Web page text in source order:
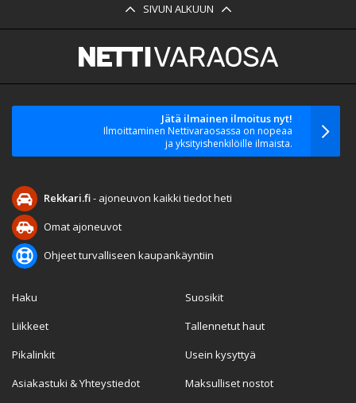
SIVUN ALKUUN
Jätä ilmainen ilmoitus nyt!
Ilmoittaminen Nettivaraosassa on nopeaa
ja yksityishenkilöille ilmaista.
Rekkari.fi- ajoneuvon kaikki tiedot heti
Omat ajoneuvot
Ohjeet turvalliseen kaupankäyntiin
Haku
Liikkeet
Pikalinkit
Asiakastuki & Yhteystiedot
Suosikit
Tallennetut haut
Usein kysyttyä
Maksulliset nostot